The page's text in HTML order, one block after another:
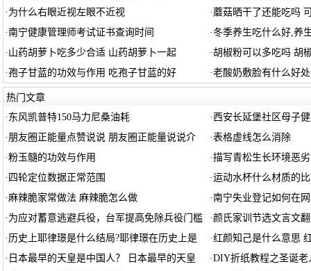
· 为什么右眼近视左眼不近视 · 蘑菇晒干了还能吃吗
·南宁健康管理师考试证书查询时间 ·冬季养生吃什么好,养
· 山药胡萝卜吃多少合适 山药胡萝卜一起 ·胡椒粉可以多吃吗 胡
·孢子甘蓝的功效与作用 吃孢子甘蓝的好 ·老酸奶敷脸有什么好处
热门文章
· 东风凯普特150马力尼桑油耗 · 西安长延堡社区母子
· 朋友圈正能量点赞说说 朋友圈正能量说说介 ·表格虚线怎么消除
·粉玉髓的功效与作用 ·描写青松生长环境恶
· 四轮定位数据正常范围 ·运动水杯什么材质的
·麻辣脆家常做法 麻辣脆怎么做 ·南宁失业登记如何在
· 为应对蓄意逃避兵役，台军提高免除兵役门槛 · 颜氏家训节选文言文
· 历史上耶律璟是什么结局?耶律璟在历史上是 ·红颜知己是什么意思
· 日本最早的天皇是中国人？ 日本最早的天皇 ·DIY折纸教程之圣诞老